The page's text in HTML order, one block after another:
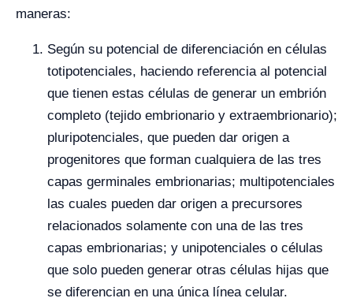
maneras:
Según su potencial de diferenciación en células
totipotenciales, haciendo referencia al potencial
que tienen estas células de generar un embrión
completo (tejido embrionario y extraembrionario);
pluripotenciales, que pueden dar origen a
progenitores que forman cualquiera de las tres
capas germinales embrionarias; multipotenciales
las cuales pueden dar origen a precursores
relacionados solamente con una de las tres
capas embrionarias; y unipotenciales o células
que solo pueden generar otras células hijas que
se diferencian en una única línea celular.